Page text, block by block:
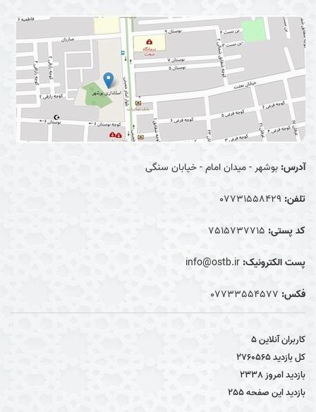
آدرس: بوشهر - میدان امام - خیابان سنگی
تلفن: 07731558429
کد پستی: 7515737715
پست الکترونیک: info@ostb.ir
فکس: 07733554577
کاربران آنلاین5
کل بازدید2760565
بازدید امروز2338
بازدید این صفحه255